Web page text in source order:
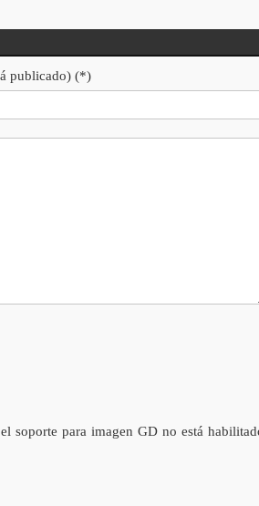
publicado) (*)
soporte para imagen GD no está